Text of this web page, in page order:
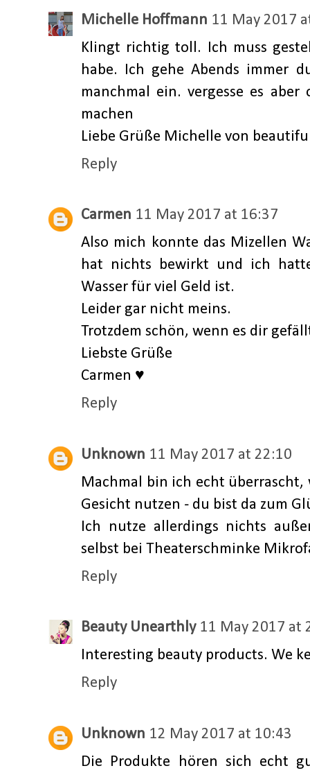
Michelle Hoffmann 11 May 2017
Klingt richtig toll. Ich muss
habe. Ich gehe Abends immer
manchmal ein. vergesse es
machen
Liebe Grüße Michelle von
Reply
Carmen 11 May 2017 at 16:37
Also mich konnte das Mizellen
hat nichts bewirkt und ich
Wasser für viel Geld ist.
Leider gar nicht meins.
Trotzdem schön, wenn es dir
Liebste Grüße
Carmen ♥
Reply
Unknown 11 May 2017 at 22:10
Machmal bin ich echt
Gesicht nutzen - du bist da zum
Ich nutze allerdings nichts
selbst bei Theaterschminke
Reply
Beauty Unearthly 11 May 2017 at
Interesting beauty products. We
Reply
Unknown 12 May 2017 at 10:43
Die Produkte hören sich echt